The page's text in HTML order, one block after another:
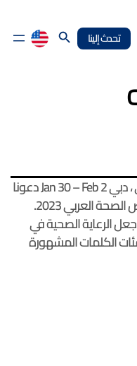
Search Button
تحدث إلينا
الصحة العربية 2023 مركز دبي التجاري ، دبي Jan 30 – Feb 2 دعونا
نجري محادثة! تواجدت أسند في معرض الصحة العربي 2023.
الرعاية الصحية في
الكلمات المشهورة